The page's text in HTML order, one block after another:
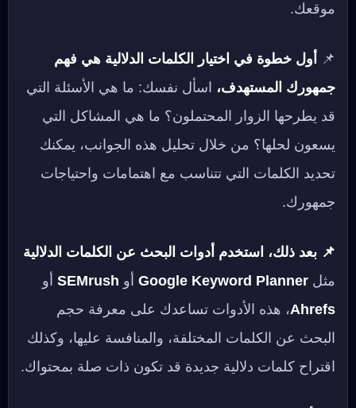
موقعك.
📌
أول خطوة في اختيار الكلمات الدلالية هي فهم
جمهورك المستهدف، اسأل نفسك: ما هي الأسئلة التي
قد يطرحها الزوار المحتملون؟ ما هي المشاكل التي
يسعون لحلها؟ من خلال تحليل هذه الجوانب، يمكنك
تحديد الكلمات التي تتناسب مع اهتمامات واحتياجات
جمهورك.
📌 بعد ذلك، استخدم أدوات البحث عن الكلمات الدلالية
مثل Google Keyword Planner أو SEMrush أو
Ahrefs، هذه الأدوات تساعدك على معرفة حجم
البحث عن الكلمات المختلفة، والمنافسة عليها، وكذلك
اقتراح كلمات دلالية جديدة قد تكون ذات صلة بمحتواك.